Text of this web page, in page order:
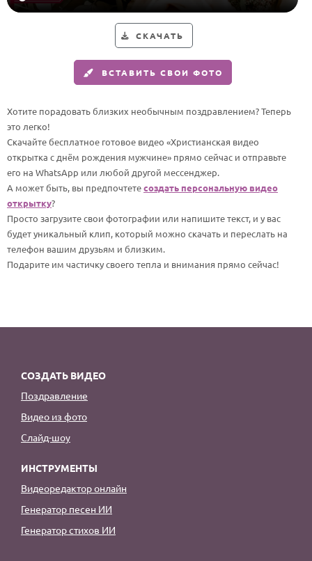
Годовщина свадьбы
Календарь праздников
Мужчине
Маме
Папе
Детям
Все родственники
ПЕРСОНАЛЬНЫЕ
Пожелания
СКАЧАТЬ
ВСТАВИТЬ СВОИ ФОТО
Хотите порадовать близких необычным поздравлением? Теперь
это легко!
Скачайте бесплатное готовое видео «Христианская видео
открытка с днём рождения мужчине» прямо сейчас и отправьте
его на WhatsApp или любой другой мессенджер.
А может быть, вы предпочтетесоздать персональную видео
открытку?
Просто загрузите свои фотографии или напишите текст, и у вас
будет уникальный клип, который можно скачать и переслать на
телефон вашим друзьям и близким.
Подарите им частичку своего тепла и внимания прямо сейчас!
СОЗДАТЬ ВИДЕО
Поздравление
Видео из фото
Слайд-шоу
ИНСТРУМЕНТЫ
Видеоредактор онлайн
Генератор песен ИИ
Генератор стихов ИИ